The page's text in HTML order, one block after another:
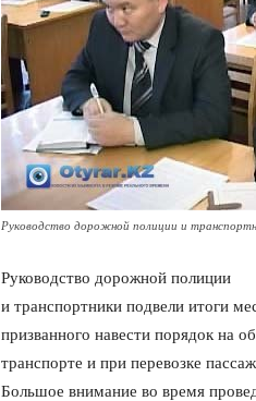
Руководство дорожной полиции и
Руководство дорожной полиции
и транспортники подвели итоги
призванного навести порядок на
транспорте и при перевозке
Большое внимание во время